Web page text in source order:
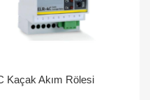
Kaçak Akım Rölesi